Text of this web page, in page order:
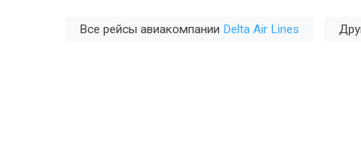
Все рейсы авиакомпании Delta Air Lines